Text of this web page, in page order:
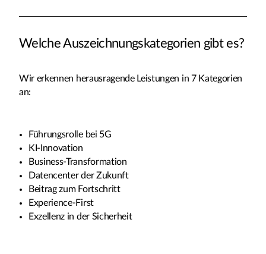
Welche Auszeichnungskategorien gibt es?
Wir erkennen herausragende Leistungen in 7 Kategorien
an:
Führungsrolle bei 5G
KI-Innovation
Business-Transformation
Datencenter der Zukunft
Beitrag zum Fortschritt
Experience-First
Exzellenz in der Sicherheit